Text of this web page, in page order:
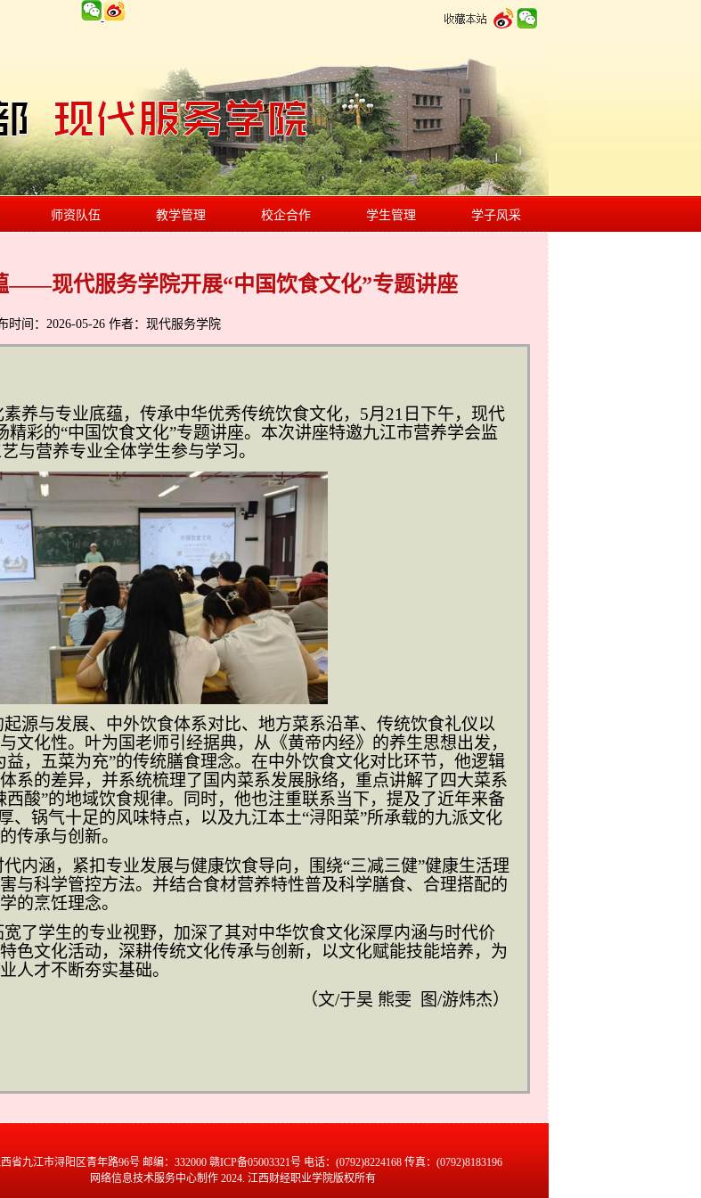
师资队伍 教学管理 校企合作 学生管理 学子风采
——现代服务学院开展“中国饮食文化”专题讲座
时间：2026-05-26 作者：现代服务学院
养与专业底蕴，传承中华优秀传统饮食文化， 5月21日下午，现代
彩的“中国饮食文化”专题讲座。本次讲座特邀九江市营养学会监
与营养专业全体学生参与学习。
源与发展、中外饮食体系对比、地方菜系沿革、传统饮食礼仪以
文化性。叶为国老师引经据典，从《黄帝内经》的养生思想出发，
益，五菜为充”的传统膳食理念。在中外饮食文化对比环节，他逻辑
系的差异，并系统梳理了国内菜系发展脉络，重点讲解了四大菜系
酸”的地域饮食规律。同时，他也注重联系当下，提及了近年来备
、锅气十足的风味特点，以及九江本土“浔阳菜”所承载的九派文化
传承与创新。
内涵，紧扣专业发展与健康饮食导向，围绕“三减三健”健康生活理
与科学管控方法。并结合食材营养特性普及科学膳食、合理搭配的
的烹饪理念。
了学生的专业视野，加深了其对中华饮食文化深厚内涵与时代价
色文化活动，深耕传统文化传承与创新，以文化赋能技能培养，为
人才不断夯实基础。
（文/于昊 熊雯 图/游炜杰）
省九江市浔阳区青年路96号 邮编：332000 赣ICP备05003321号 电话：(0792)8224168 传真：(0792)8183196
网络信息技术服务中心制作 2024. 江西财经职业学院版权所有